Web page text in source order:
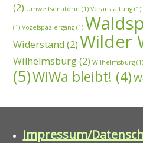
(2) Umweltsenatorin (1) Veranstaltung (1)
(1) Vogelspaziergang (1)
Widerstand (2) Wilder
Wilhelmsburg(2) Wilhelmsburg (1)
(5)WiWa bleibt! (4)
Impressum/